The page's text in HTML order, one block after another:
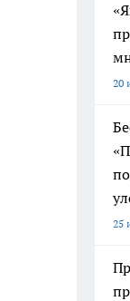
20
25